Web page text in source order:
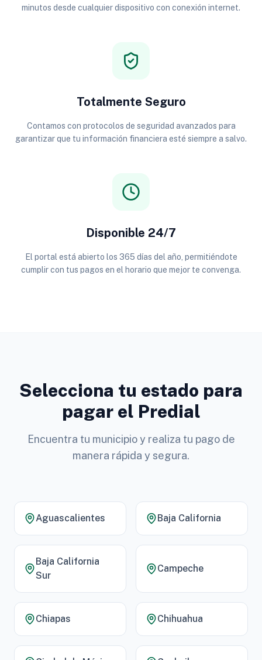
minutos desde cualquier dispositivo con conexión internet.
Totalmente Seguro
Contamos con protocolos de seguridad avanzados para
garantizar que tu información financiera esté siempre a salvo.
Disponible 24/7
El portal está abierto los 365 días del año, permitiéndote
cumplir con tus pagos en el horario que mejor te convenga.
Selecciona tu estado para
pagar el Predial
Encuentra tu municipio y realiza tu pago de
manera rápida y segura.
Aguascalientes Baja California
Baja California
Sur
Campeche
Chiapas Chihuahua